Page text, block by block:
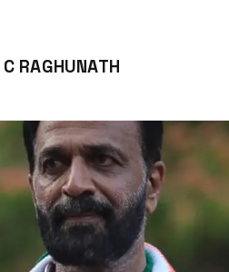
C RAGHUNATH